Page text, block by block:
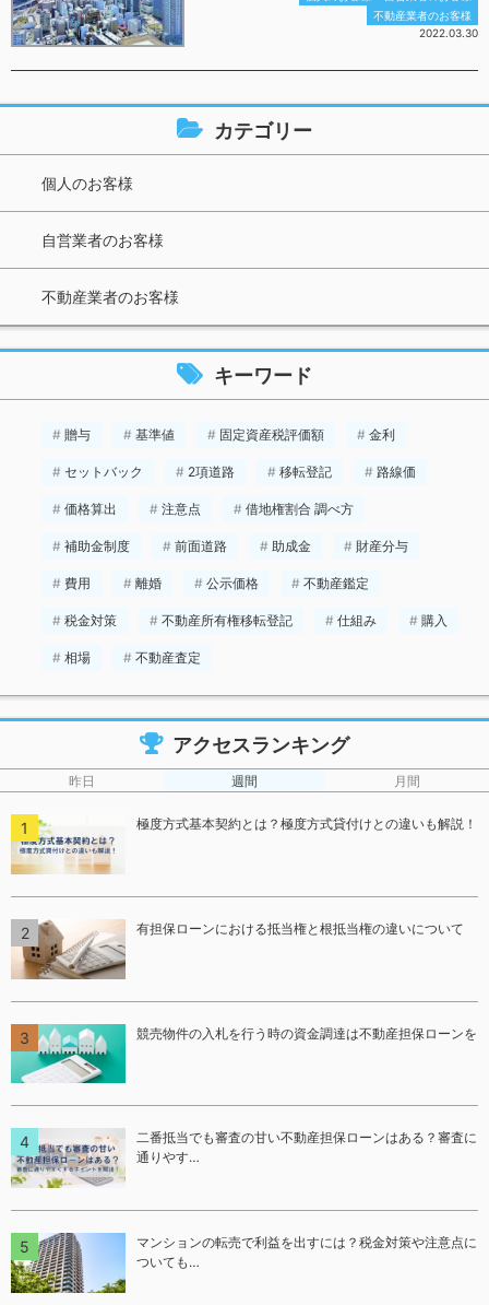
不動産業者のお客様
2022.03.30
カテゴリー
個人のお客様
自営業者のお客様
不動産業者のお客様
キーワード
贈与 基準値 固定資産税評価額 金利
セットバック 2項道路 移転登記 路線価
価格算出 注意点 借地権割合 調べ方
補助金制度 前面道路 助成金 財産分与
費用 離婚 公示価格 不動産鑑定
税金対策 不動産所有権移転登記 仕組み 購入
相場 不動産査定
アクセスランキング
昨日 週間 月間
極度方式基本契約とは？極度方式貸付けとの違いも解説！
有担保ローンにおける抵当権と根抵当権の違いについて
競売物件の入札を行う時の資金調達は不動産担保ローンを
二番抵当でも審査の甘い不動産担保ローンはある？審査に
通りやす…
マンションの転売で利益を出すには？税金対策や注意点に
ついても…